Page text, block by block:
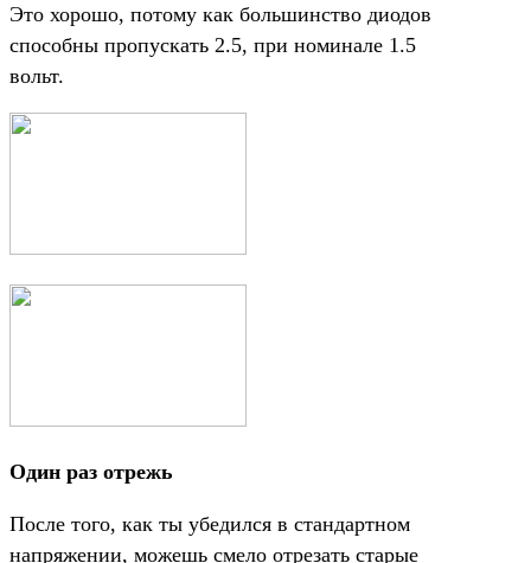
Это хорошо, потому как большинство диодов
способны пропускать 2.5, при номинале 1.5
вольт.
Один раз отрежь
После того, как ты убедился в стандартном
напряжении, можешь смело отрезать старые